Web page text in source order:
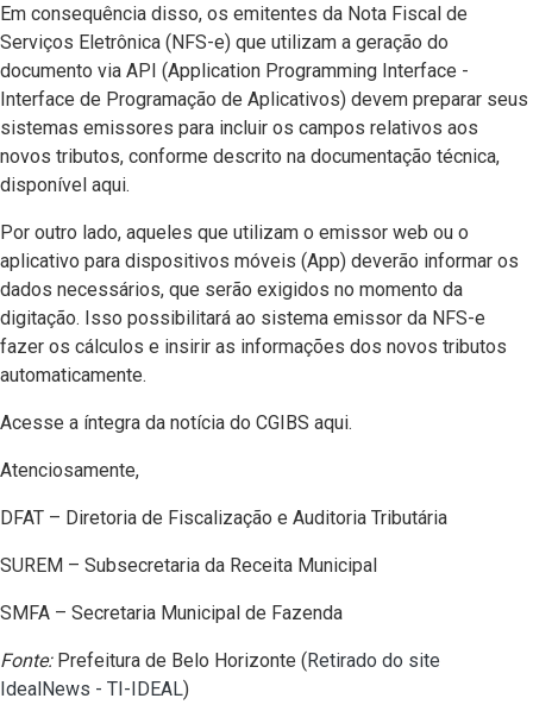
Em consequência disso, os emitentes da Nota Fiscal de
Serviços Eletrônica (NFS-e) que utilizam a geração do
documento via API (Application Programming Interface -
Interface de Programação de Aplicativos) devem preparar seus
sistemas emissores para incluir os campos relativos aos
novos tributos, conforme descrito na documentação técnica,
disponível aqui.
Por outro lado, aqueles que utilizam o emissor web ou o
aplicativo para dispositivos móveis (App) deverão informar os
dados necessários, que serão exigidos no momento da
digitação. Isso possibilitará ao sistema emissor da NFS-e
fazer os cálculos e insirir as informações dos novos tributos
automaticamente.
Acesse a íntegra da notícia do CGIBS aqui.
Atenciosamente,
DFAT – Diretoria de Fiscalização e Auditoria Tributária
SUREM – Subsecretaria da Receita Municipal
SMFA – Secretaria Municipal de Fazenda
Fonte:Prefeitura de Belo Horizonte (Retirado do site
IdealNews - TI-IDEAL)